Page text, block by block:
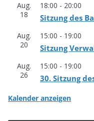
Aug.
18
18:00 - 20:00
Sit­zung des
Aug.
20
15:00 - 19:00
Sit­zung
Aug.
26
15:00 - 19:00
30. Sit­zung
Kalender anzeigen